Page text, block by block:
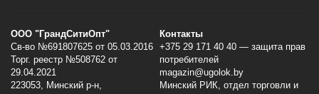
ООО "ГрандСитиОпт"
Св-во №691807625 от 05.03.2016
Торг. реестр №508762 от
29.04.2021
223053, Минский p-н,
Контакты
+375 29 171 40 40 — защита прав
потребителей
magazin@ugolok.by
Минский РИК, отдел торговли и